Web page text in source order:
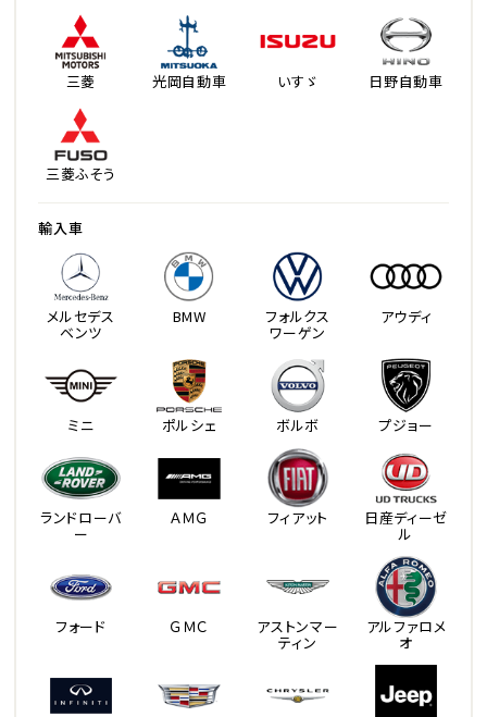
三菱 光岡自動車 いすゞ 日野自動車
三菱ふそう
輸入車
メルセデス
ベンツ
BMW フォルクス
ワーゲン
アウディ
ミニ ポルシェ ボルボ プジョー
ランドローバ
ー
ＡＭＧ フィアット 日産ディーゼ
ル
フォード ＧＭＣ アストンマー
ティン
アルファロメ
オ